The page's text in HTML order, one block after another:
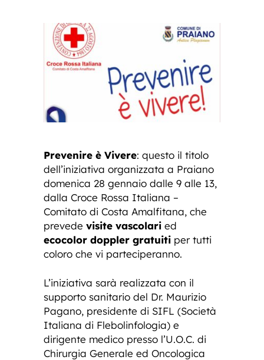
Prevenire è Vivere: questo il titolo
dell’iniziativa organizzata a Praiano
domenica 28 gennaio dalle 9 alle 13,
dalla Croce Rossa Italiana –
Comitato di Costa Amalfitana, che
prevede visite vascolari ed
ecocolor doppler gratuiti per tutti
coloro che vi parteciperanno.
L’iniziativa sarà realizzata con il
supporto sanitario del Dr. Maurizio
Pagano, presidente di SIFL (Società
Italiana di Flebolinfologia) e
dirigente medico presso l’U.O.C. di
Chirurgia Generale ed Oncologica